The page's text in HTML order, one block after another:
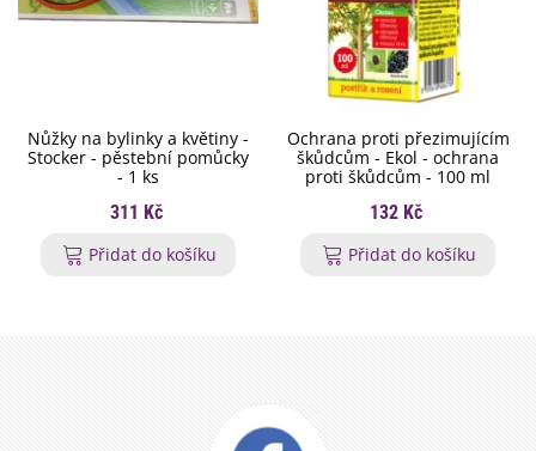
Nůžky na bylinky a květiny -
Stocker - pěstební pomůcky
- 1 ks
311 Kč
Přidat do košíku
Ochrana proti přezimujícím
škůdcům - Ekol - ochrana
proti škůdcům - 100 ml
132 Kč
Přidat do košíku